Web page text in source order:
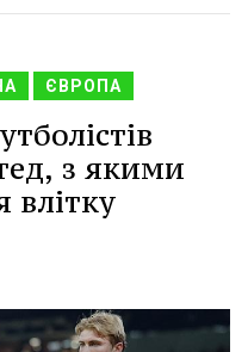
ЄВРОПА
з якими
влітку